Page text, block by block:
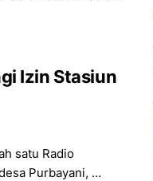
Izin Stasiun
satu Radio
Purbayani, ...